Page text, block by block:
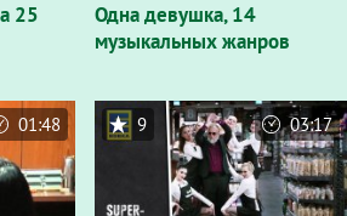
25
Одна девушка, 14
музыкальных жанров
01:48 9 03:17